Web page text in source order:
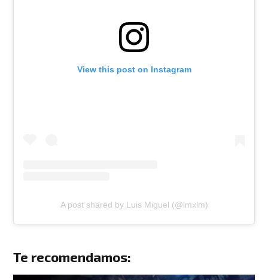
View this post on Instagram
A post shared by Luis Miguel (@lmxlm)
Te recomendamos: